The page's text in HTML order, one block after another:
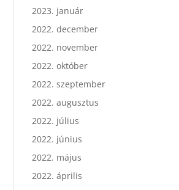
2023. február
2023. január
2022. december
2022. november
2022. október
2022. szeptember
2022. augusztus
2022. július
2022. június
2022. május